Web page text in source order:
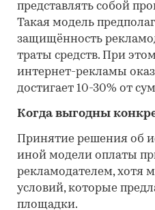
представлять собой
Такая модель
защищённость
траты средств. При
интернет-рекламы
достигает 10-30% от
Когда выгодны
Принятие решения об
иной модели оплаты
рекламодателем, хотя
условий, которые
площадки.